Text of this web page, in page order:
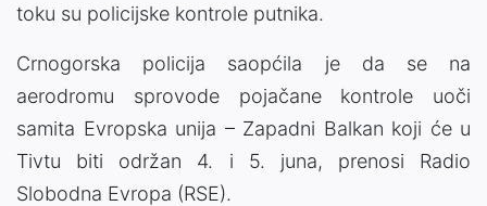
toku su policijske kontrole putnika.
Crnogorska policija saopćila je da se na
aerodromu sprovode pojačane kontrole uoči
samita Evropska unija – Zapadni Balkan koji će u
Tivtu biti održan 4. i 5. juna, prenosi Radio
Slobodna Evropa (RSE).